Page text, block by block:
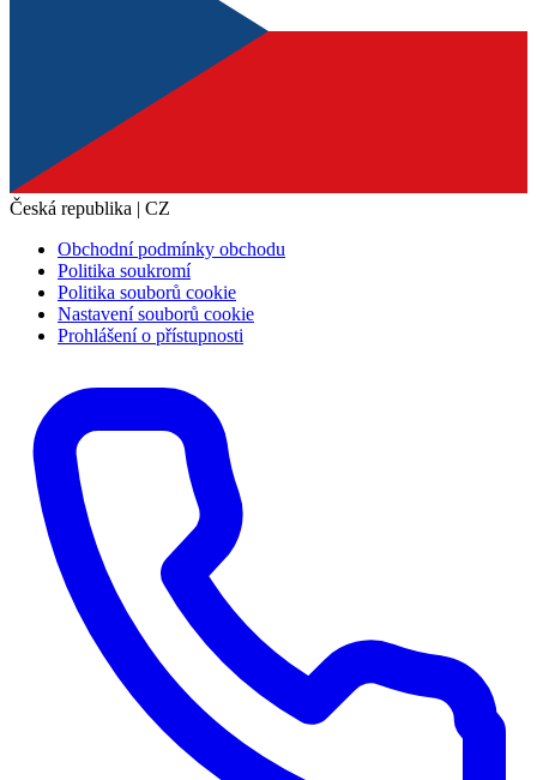
Česká republika | CZ
Obchodní podmínky obchodu
Politika soukromí
Politika souborů cookie
Nastavení souborů cookie
Prohlášení o přístupnosti